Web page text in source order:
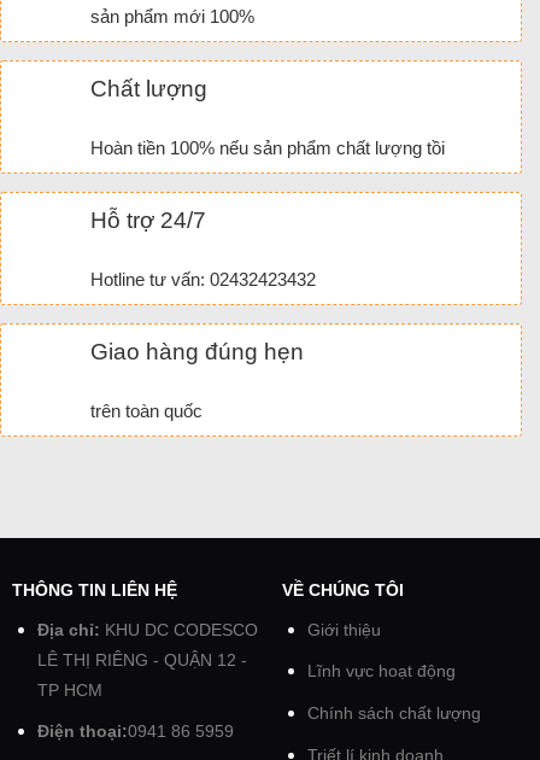
sản phẩm mới 100%
Chất lượng
Hoàn tiền 100% nếu sản phẩm chất lượng tồi
Hỗ trợ 24/7
Hotline tư vấn: 02432423432
Giao hàng đúng hẹn
trên toàn quốc
THÔNG TIN LIÊN HỆ
Địa chỉ: KHU DC CODESCO
LÊ THỊ RIÊNG - QUẬN 12 -
TP HCM
Điện thoại:0941 86 5959
VỀ CHÚNG TÔI
Giới thiệu
Lĩnh vực hoạt động
Chính sách chất lượng
Triết lí kinh doanh